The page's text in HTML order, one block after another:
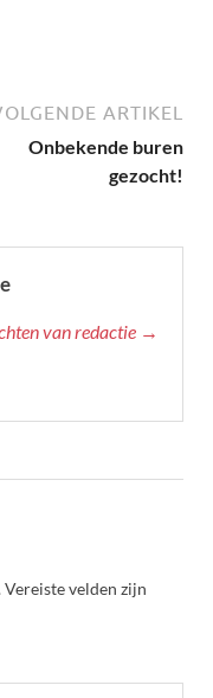
ARTIKEL
Onbekende buren
gezocht!
van redactie →
Vereiste velden zijn